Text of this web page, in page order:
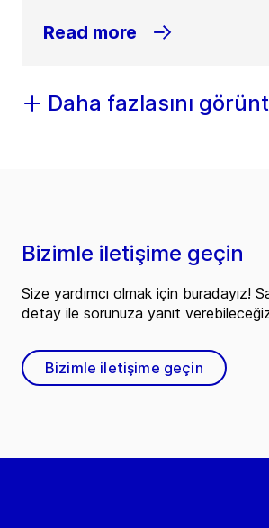
Read more
Daha fazlasını
Bizimle iletişime geçin
Size yardımcı olmak için buradayız!
detay ile sorunuza yanıt
Bizimle iletişime geçin